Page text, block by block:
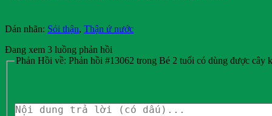
Dán nhãn: Sỏi thận, Thận ứ nước
Đang xem 3 luồng phản hồi
Phản Hồi về: Phản hồi #13062 trong Bé 2 tuổi có dùng được cây